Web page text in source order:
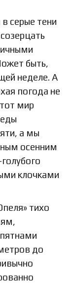
серые тени
быть,
неделе. А
погода не
мир
а мы
осенним
клочками
тихо
до